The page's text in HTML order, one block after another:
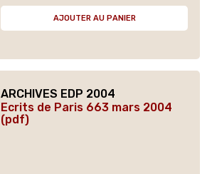
AJOUTER AU PANIER
ARCHIVES EDP 2004
Ecrits de Paris 663 mars 2004
(pdf)